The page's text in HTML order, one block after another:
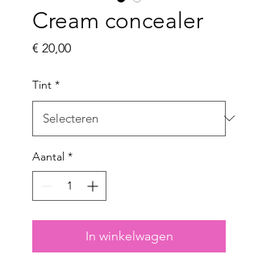
Cream concealer
€ 20,00Prijs
Tint *
Aantal *
In winkelwagen